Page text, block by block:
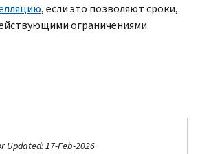
, если это позволяют сроки,
ограничениями.
Updated: 17-Feb-2026